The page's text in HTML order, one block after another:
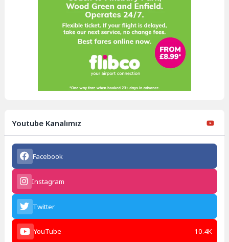
Youtube Kanalımız
Facebook
Instagram
Twitter
YouTube 10.4K